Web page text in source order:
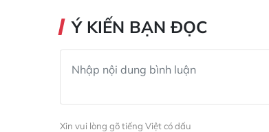
Ý KIẾN BẠN ĐỌC
Xin vui lòng gõ tiếng Việt có dấu